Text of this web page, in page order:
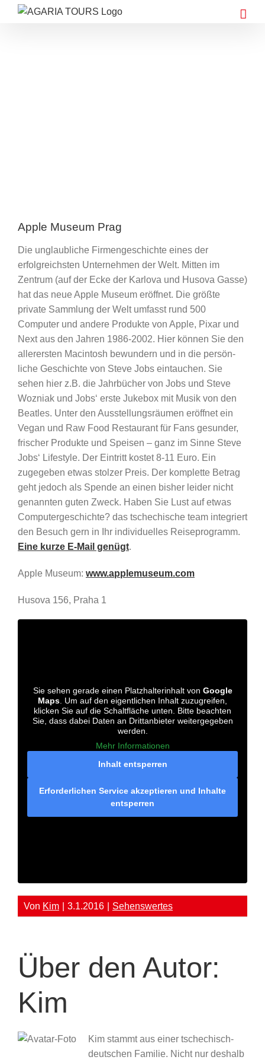
Zum
Apple Museum Prag
Die unglaubliche Firmengeschichte eines der
erfolgreichsten Unternehmen der Welt. Mitten im
Zentrum (auf der Ecke der Karlova und Husova Gasse)
hat das neue Apple Museum eröffnet. Die größte
private Sammlung der Welt umfasst rund 500
Computer und andere Produkte von Apple, Pixar und
Next aus den Jahren 1986-2002. Hier können Sie den
allerersten Macintosh bewundern und in die per­sön­
liche Geschichte von Steve Jobs eintauchen. Sie
sehen hier z.B. die Jahrbücher von Jobs und Steve
Wozniak und Jobs‘ erste Jukebox mit Musik von den
Beatles. Unter den Aus­stel­lungs­räumen eröffnet ein
Vegan und Raw Food Restaurant für Fans gesunder,
frischer Produkte und Speisen – ganz im Sinne Steve
Jobs‘ Lifestyle. Der Eintritt kostet 8-11 Euro. Ein
zugegeben etwas stolzer Preis. Der komplette Betrag
geht jedoch als Spende an einen bisher leider nicht
genannten guten Zweck. Haben Sie Lust auf etwas
Computergeschichte? das tschechische team integriert
den Besuch gern in Ihr individuelles Reiseprogramm.
Eine kurze E-Mail genügt.
Apple Museum: www.applemuseum.com
Husova 156, Praha 1
Sie sehen gerade einen Platzhalterinhalt von Google
Maps. Um auf den eigentlichen Inhalt zuzugreifen,
klicken Sie auf die Schaltfläche unten. Bitte beachten
Sie, dass dabei Daten an Drittanbieter weitergegeben
werden.
Mehr Informationen
Inhalt entsperren
Erforderlichen Service akzeptieren und Inhalte
entsperren
Von Kim 3.1.2016 Sehenswertes
Über den Autor:
Kim
Kim stammt aus einer tschechisch-
deutschen Familie. Nicht nur deshalb